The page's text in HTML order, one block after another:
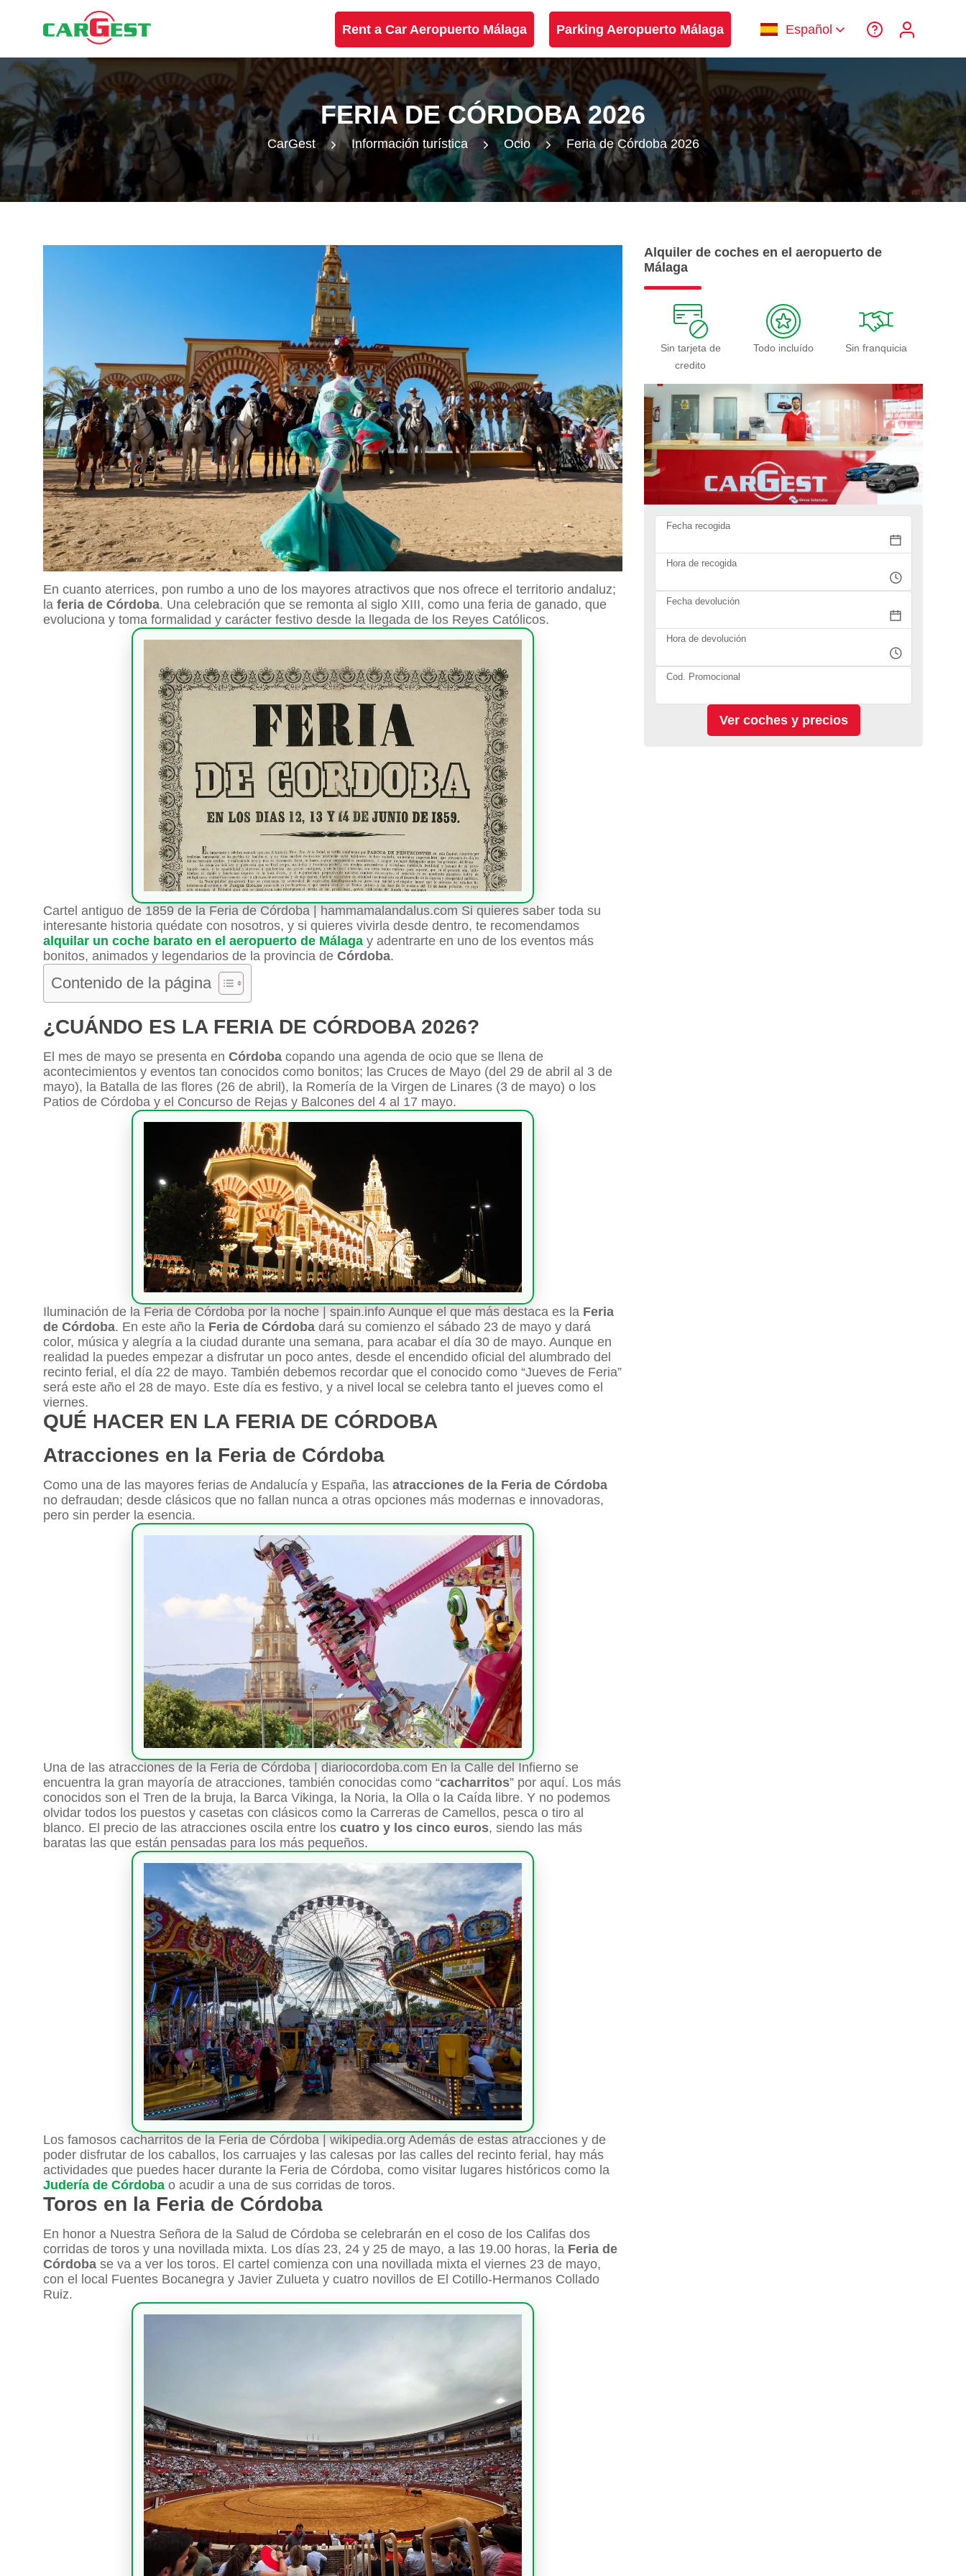
Rent a Car Aeropuerto Málaga Parking Aeropuerto Málaga Español
FERIA DE CÓRDOBA 2026
CarGest Información turística Ocio Feria de Córdoba 2026
En cuanto aterrices, pon rumbo a uno de los mayores atractivos que nos ofrece el territorio andaluz;
la feria de Córdoba. Una celebración que se remonta al siglo XIII, como una feria de ganado, que
evoluciona y toma formalidad y carácter festivo desde la llegada de los Reyes Católicos.
Cartel antiguo de 1859 de la Feria de Córdoba | hammamalandalus.com Si quieres saber toda su
interesante historia quédate con nosotros, y si quieres vivirla desde dentro, te recomendamos
alquilar un coche barato en el aeropuerto de Málaga y adentrarte en uno de los eventos más
bonitos, animados y legendarios de la provincia de Córdoba.
Contenido de la página
¿CUÁNDO ES LA FERIA DE CÓRDOBA 2026?
El mes de mayo se presenta en Córdoba copando una agenda de ocio que se llena de
acontecimientos y eventos tan conocidos como bonitos; las Cruces de Mayo (del 29 de abril al 3 de
mayo), la Batalla de las flores (26 de abril), la Romería de la Virgen de Linares (3 de mayo) o los
Patios de Córdoba y el Concurso de Rejas y Balcones del 4 al 17 mayo.
Iluminación de la Feria de Córdoba por la noche | spain.info Aunque el que más destaca es la Feria
de Córdoba. En este año la Feria de Córdoba dará su comienzo el sábado 23 de mayo y dará
color, música y alegría a la ciudad durante una semana, para acabar el día 30 de mayo. Aunque en
realidad la puedes empezar a disfrutar un poco antes, desde el encendido oficial del alumbrado del
recinto ferial, el día 22 de mayo. También debemos recordar que el conocido como “Jueves de Feria”
será este año el 28 de mayo. Este día es festivo, y a nivel local se celebra tanto el jueves como el
viernes.
QUÉ HACER EN LA FERIA DE CÓRDOBA
Atracciones en la Feria de Córdoba
Como una de las mayores ferias de Andalucía y España, las atracciones de la Feria de Córdoba
no defraudan; desde clásicos que no fallan nunca a otras opciones más modernas e innovadoras,
pero sin perder la esencia.
Una de las atracciones de la Feria de Córdoba | diariocordoba.com En la Calle del Infierno se
encuentra la gran mayoría de atracciones, también conocidas como “cacharritos” por aquí. Los más
conocidos son el Tren de la bruja, la Barca Vikinga, la Noria, la Olla o la Caída libre. Y no podemos
olvidar todos los puestos y casetas con clásicos como la Carreras de Camellos, pesca o tiro al
blanco. El precio de las atracciones oscila entre los cuatro y los cinco euros, siendo las más
baratas las que están pensadas para los más pequeños.
Los famosos cacharritos de la Feria de Córdoba | wikipedia.org Además de estas atracciones y de
poder disfrutar de los caballos, los carruajes y las calesas por las calles del recinto ferial, hay más
actividades que puedes hacer durante la Feria de Córdoba, como visitar lugares históricos como la
Judería de Córdoba o acudir a una de sus corridas de toros.
Toros en la Feria de Córdoba
En honor a Nuestra Señora de la Salud de Córdoba se celebrarán en el coso de los Califas dos
corridas de toros y una novillada mixta. Los días 23, 24 y 25 de mayo, a las 19.00 horas, la Feria de
Córdoba se va a ver los toros. El cartel comienza con una novillada mixta el viernes 23 de mayo,
con el local Fuentes Bocanegra y Javier Zulueta y cuatro novillos de El Cotillo-Hermanos Collado
Ruiz.
Alquiler de coches en el aeropuerto de
Málaga
Sin tarjeta de
credito
Todo incluído Sin franquicia
Fecha recogida
Hora de recogida
Fecha devolución
Hora de devolución
Cod. Promocional